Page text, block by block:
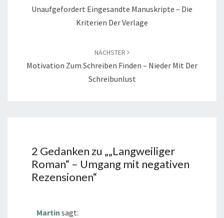
Unaufgefordert Eingesandte Manuskripte – Die
Kriterien Der Verlage
NÄCHSTER
Motivation Zum Schreiben Finden – Nieder Mit Der
Schreibunlust
2 Gedanken zu „„Langweiliger
Roman“ – Umgang mit negativen
Rezensionen“
Martin sagt: